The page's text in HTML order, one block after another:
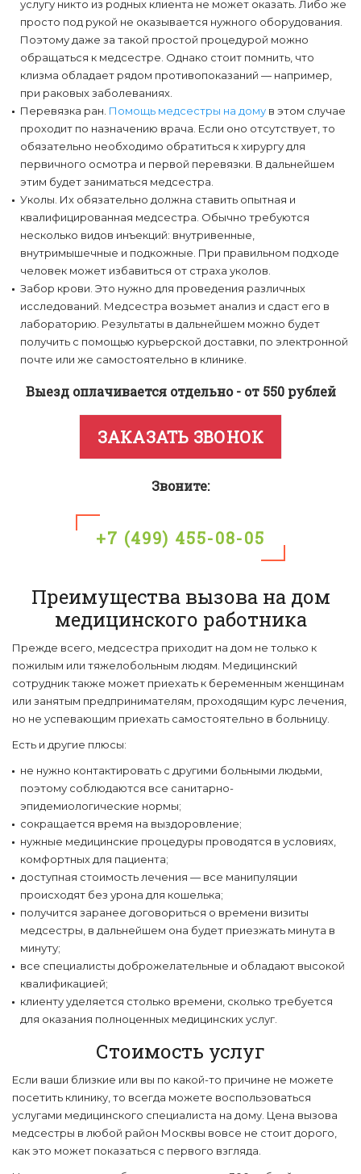
услугу никто из родных клиента не может оказать. Либо же
просто под рукой не оказывается нужного оборудования.
Поэтому даже за такой простой процедурой можно
обращаться к медсестре. Однако стоит помнить, что
клизма обладает рядом противопоказаний — например,
при раковых заболеваниях.
Перевязка ран. Помощь медсестры на дому в этом случае
проходит по назначению врача. Если оно отсутствует, то
обязательно необходимо обратиться к хирургу для
первичного осмотра и первой перевязки. В дальнейшем
этим будет заниматься медсестра.
Уколы. Их обязательно должна ставить опытная и
квалифицированная медсестра. Обычно требуются
несколько видов инъекций: внутривенные,
внутримышечные и подкожные. При правильном подходе
человек может избавиться от страха уколов.
Забор крови. Это нужно для проведения различных
исследований. Медсестра возьмет анализ и сдаст его в
лабораторию. Результаты в дальнейшем можно будет
получить с помощью курьерской доставки, по электронной
почте или же самостоятельно в клинике.
Выезд оплачивается отдельно - от 550 рублей
ЗАКАЗАТЬ ЗВОНОК
Звоните:
+7 (499) 455-08-05
Преимущества вызова на дом
медицинского работника
Прежде всего, медсестра приходит на дом не только к
пожилым или тяжелобольным людям. Медицинский
сотрудник также может приехать к беременным женщинам
или занятым предпринимателям, проходящим курс лечения,
но не успевающим приехать самостоятельно в больницу.
Есть и другие плюсы:
не нужно контактировать с другими больными людьми,
поэтому соблюдаются все санитарно-
эпидемиологические нормы;
сокращается время на выздоровление;
нужные медицинские процедуры проводятся в условиях,
комфортных для пациента;
доступная стоимость лечения — все манипуляции
происходят без урона для кошелька;
получится заранее договориться о времени визиты
медсестры, в дальнейшем она будет приезжать минута в
минуту;
все специалисты доброжелательные и обладают высокой
квалификацией;
клиенту уделяется столько времени, сколько требуется
для оказания полноценных медицинских услуг.
Стоимость услуг
Если ваши близкие или вы по какой-то причине не можете
посетить клинику, то всегда можете воспользоваться
услугами медицинского специалиста на дому. Цена вызова
медсестры в любой район Москвы вовсе не стоит дорого,
как это может показаться с первого взгляда.